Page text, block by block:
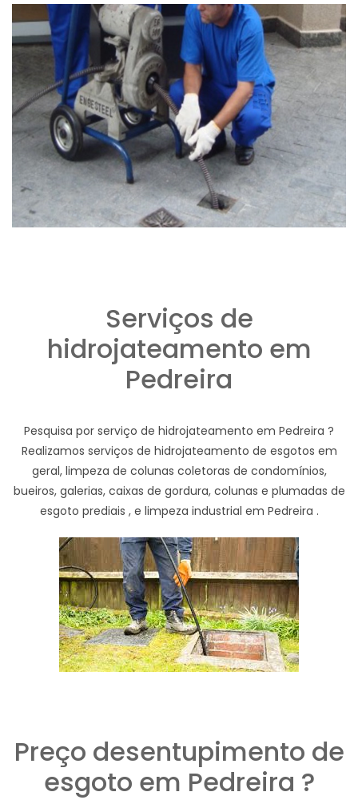
Serviços de
hidrojateamento em
Pedreira
Pesquisa por serviço de hidrojateamento em Pedreira ?
Realizamos serviços de hidrojateamento de esgotos em
geral, limpeza de colunas coletoras de condomínios,
bueiros, galerias, caixas de gordura, colunas e plumadas de
esgoto prediais , e limpeza industrial em Pedreira .
Preço desentupimento de
esgoto em Pedreira ?